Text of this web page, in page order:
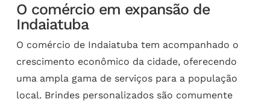
O comércio em expansão de
Indaiatuba
O comércio de Indaiatuba tem acompanhado o
crescimento econômico da cidade, oferecendo
uma ampla gama de serviços para a população
local. Brindes personalizados são comumente